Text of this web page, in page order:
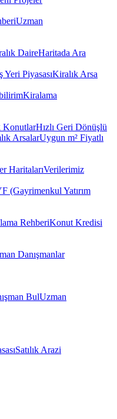
Uzman
DaireHaritada Ara
Yeri PiyasasıKiralık Arsa
Kiralama
KonutlarHızlı Geri Dönüşlü
ArsalarUygun m² Fiyatlı
HaritalarıVerilerimiz
(Gayrimenkul Yatırım
RehberiKonut Kredisi
Danışmanlar
BulUzman
Satılık Arazi